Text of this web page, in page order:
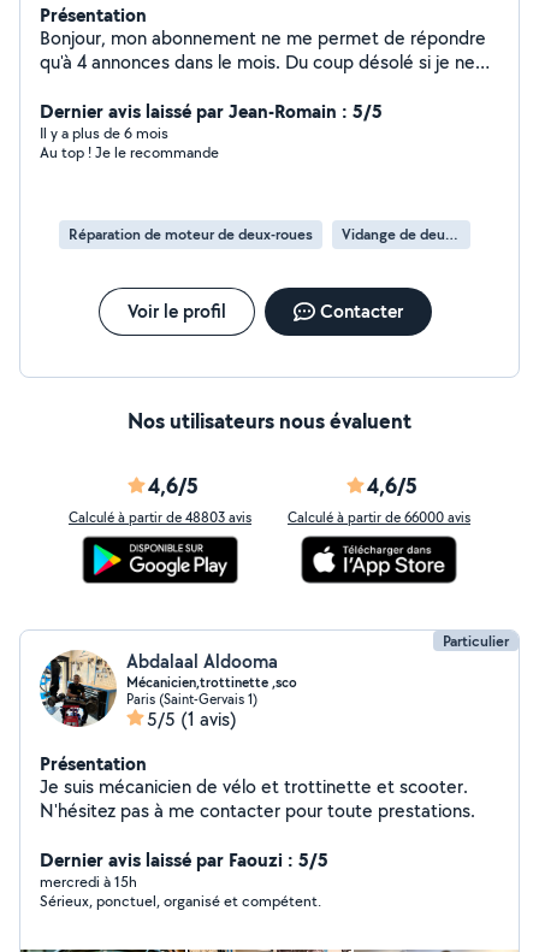
Présentation
Bonjour, mon abonnement ne me permet de répondre
qu'à 4 annonces dans le mois. Du coup désolé si je ne
laisser votre contact et je vous rappel.
Dernier avis laissé par Jean-Romain : 5/5
Il y a plus de 6 mois
Au top ! Je le recommande
Réparation de moteur de deux-roues Vidange de deux-roues
Voir le profil Contacter
Nos utilisateurs nous évaluent
4,6/5
Calculé à partir de 48803 avis
4,6/5
Calculé à partir de 66000 avis
Particulier
Abdalaal Aldooma
Mécanicien,trottinette ,sco
Paris (Saint-Gervais 1)
5/5 (1 avis)
Présentation
Je suis mécanicien de vélo et trottinette et scooter.
N'hésitez pas à me contacter pour toute prestations.
Dernier avis laissé par Faouzi : 5/5
mercredi à 15h
Sérieux, ponctuel, organisé et compétent.